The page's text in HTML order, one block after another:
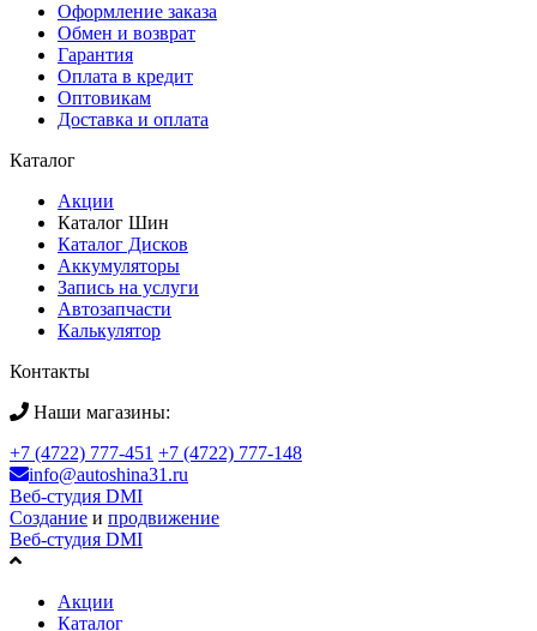
Оформление заказа
Обмен и возврат
Гарантия
Оплата в кредит
Оптовикам
Доставка и оплата
Каталог
Акции
Каталог Шин
Каталог Дисков
Аккумуляторы
Запись на услуги
Автозапчасти
Калькулятор
Контакты
Наши магазины:
+7 (4722) 777-451 +7 (4722) 777-148
info@autoshina31.ru
Веб-студия DMI
Создание и продвижение
Веб-студия DMI
Акции
Каталог